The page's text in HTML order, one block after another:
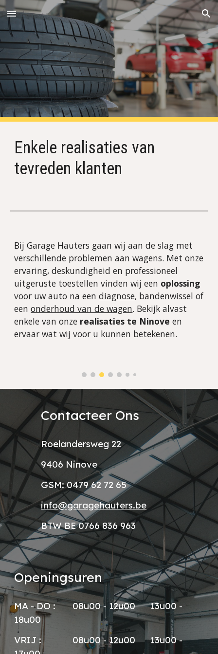
Skip to main content Skip to navigation
Enkele realisaties van
tevreden klanten
Bij Garage Hauters gaan wij aan de slag met
verschillende problemen aan wagens. Met onze
ervaring, deskundigheid en professioneel
uitgeruste toestellen vinden wij een oplossing
voor uw auto na een diagnose, bandenwissel of
een onderhoud van de wagen. Bekijk alvast
enkele van onze realisaties te Ninove en
ervaar wat wij voor u kunnen betekenen.
Contacteer Ons
Roelandersweg 22
9406 Ninove
GSM:0479 62 72 65
info@garagehauters.be
BTW BE 0766 836 963
Openingsuren
MA -DO: 08u00- 12u00
13u00 -
18u00
VRIJ :
08u00 - 12u00
13u00 -